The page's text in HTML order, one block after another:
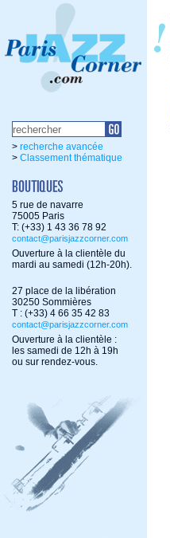
> recherche avancée
> Classement thématique
5 rue de navarre
75005 Paris
T: (+33) 1 43 36 78 92
contact@parisjazzcorner.com
Ouverture à la clientèle du
mardi au samedi (12h-20h).
27 place de la libération
30250 Sommières
T : (+33) 4 66 35 42 83
contact@parisjazzcorner.com
Ouverture à la clientèle :
les samedi de 12h à 19h
ou sur rendez-vous.